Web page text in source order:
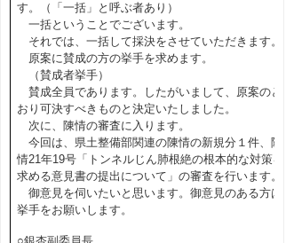
す。（「一括」と呼ぶ者あり）
一括ということでございます。
それでは、一括して採決をさせていただきます。
原案に賛成の方の挙手を求めます。
（賛成者挙手）
賛成全員であります。したがいまして、原案のと
おり可決すべきものと決定いたしました。
次に、陳情の審査に入ります。
今回は、県土整備部関連の陳情の新規分１件、陳
情21年19号「トンネルじん肺根絶の根本的な対策を
求める意見書の提出について」の審査を行います。
御意見を伺いたいと思います。御意見のある方は
挙手をお願いします。